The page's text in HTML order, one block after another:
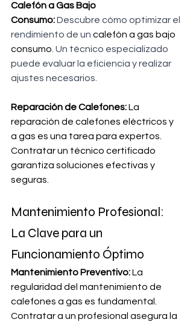
Calefón a Gas Bajo
Consumo: Descubre cómo optimizar el
rendimiento de un calefón a gas bajo
consumo. Un técnico especializado
puede evaluar la eficiencia y realizar
ajustes necesarios.
Reparación de Calefones: La
reparación de calefones eléctricos y
a gas es una tarea para expertos.
Contratar un técnico certificado
garantiza soluciones efectivas y
seguras.
Mantenimiento Profesional:
La Clave para un
Funcionamiento Óptimo
Mantenimiento Preventivo: La
regularidad del mantenimiento de
calefones a gas es fundamental.
Contratar a un profesional asegura la